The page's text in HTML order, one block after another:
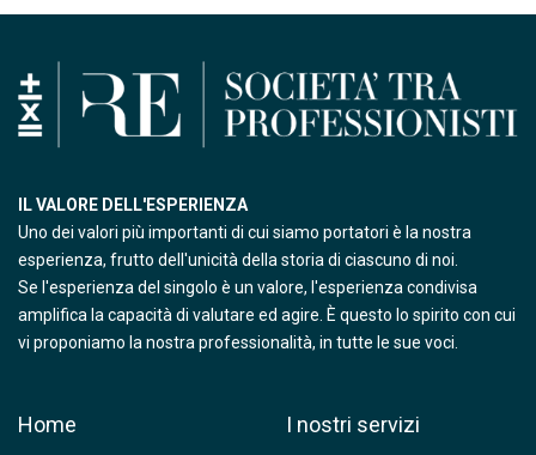
IL VALORE DELL'ESPERIENZA
Uno dei valori più importanti di cui siamo portatori è la nostra
esperienza, frutto dell'unicità della storia di ciascuno di noi.
Se l'esperienza del singolo è un valore, l'esperienza condivisa
amplifica la capacità di valutare ed agire. È questo lo spirito con cui
vi proponiamo la nostra professionalità, in tutte le sue voci.
Home
I nostri servizi